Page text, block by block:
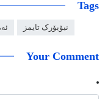
Tags
نیۆیۆرک تایمز
Your Comment